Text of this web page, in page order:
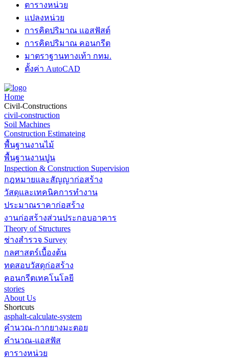
ตารางหน่วย
แปลงหน่วย
การคิดปริมาณ แอสฟัสต์
การคิดปริมาณ คอนกรีต
มาตราฐานทางเท้า กทม.
ตั้งค่า AutoCAD
Home
Civil-Constructions
civil-construction
Soil Machines
Construction Estimateing
พื้นฐานงานไม้
พื้นฐานงานปูน
Inspection & Construction Supervision
กฎหมายและสัญญาก่อสร้าง
วัสดุและเทคนิคการทำงาน
ประมาณราคาก่อสร้าง
งานก่อสร้างส่วนประกอบอาคาร
Theory of Structures
ช่างสำรวจ Survey
กลศาสตร์เบื้องต้น
ทดสอบวัสดุก่อสร้าง
คอนกรีตเทคโนโลยี
stories
About Us
Shortcuts
asphalt-calculate-system
คำนวณ-กากยางมะตอย
คำนวณ-แอสฟัส
ตารางหน่วย